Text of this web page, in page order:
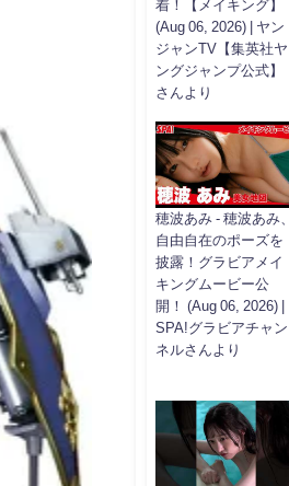
着！【メイキング】
(Aug 06, 2026) | ヤン
ジャンTV【集英社ヤ
ングジャンプ公式】
さんより
穂波あみ - 穂波あみ、
自由自在のポーズを
披露！グラビアメイ
キングムービー公
開！ (Aug 06, 2026) |
SPA!グラビアチャン
ネルさんより